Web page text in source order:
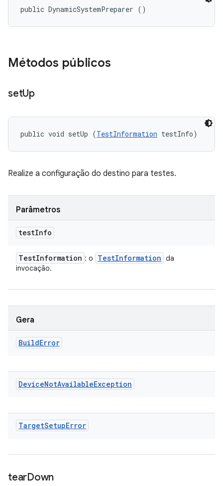
public DynamicSystemPreparer ()
Métodos públicos
setUp
public void setUp (TestInformation testInfo)
Realize a configuração do destino para testes.
Parâmetros
testInfo
TestInformation : o TestInformation da
invocação.
Gera
BuildError
DeviceNotAvailableException
TargetSetupError
tearDown